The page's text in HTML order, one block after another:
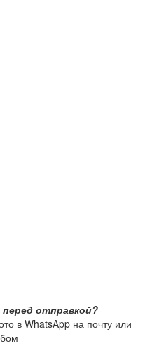
отправкой?
в WhatsApp на почту или